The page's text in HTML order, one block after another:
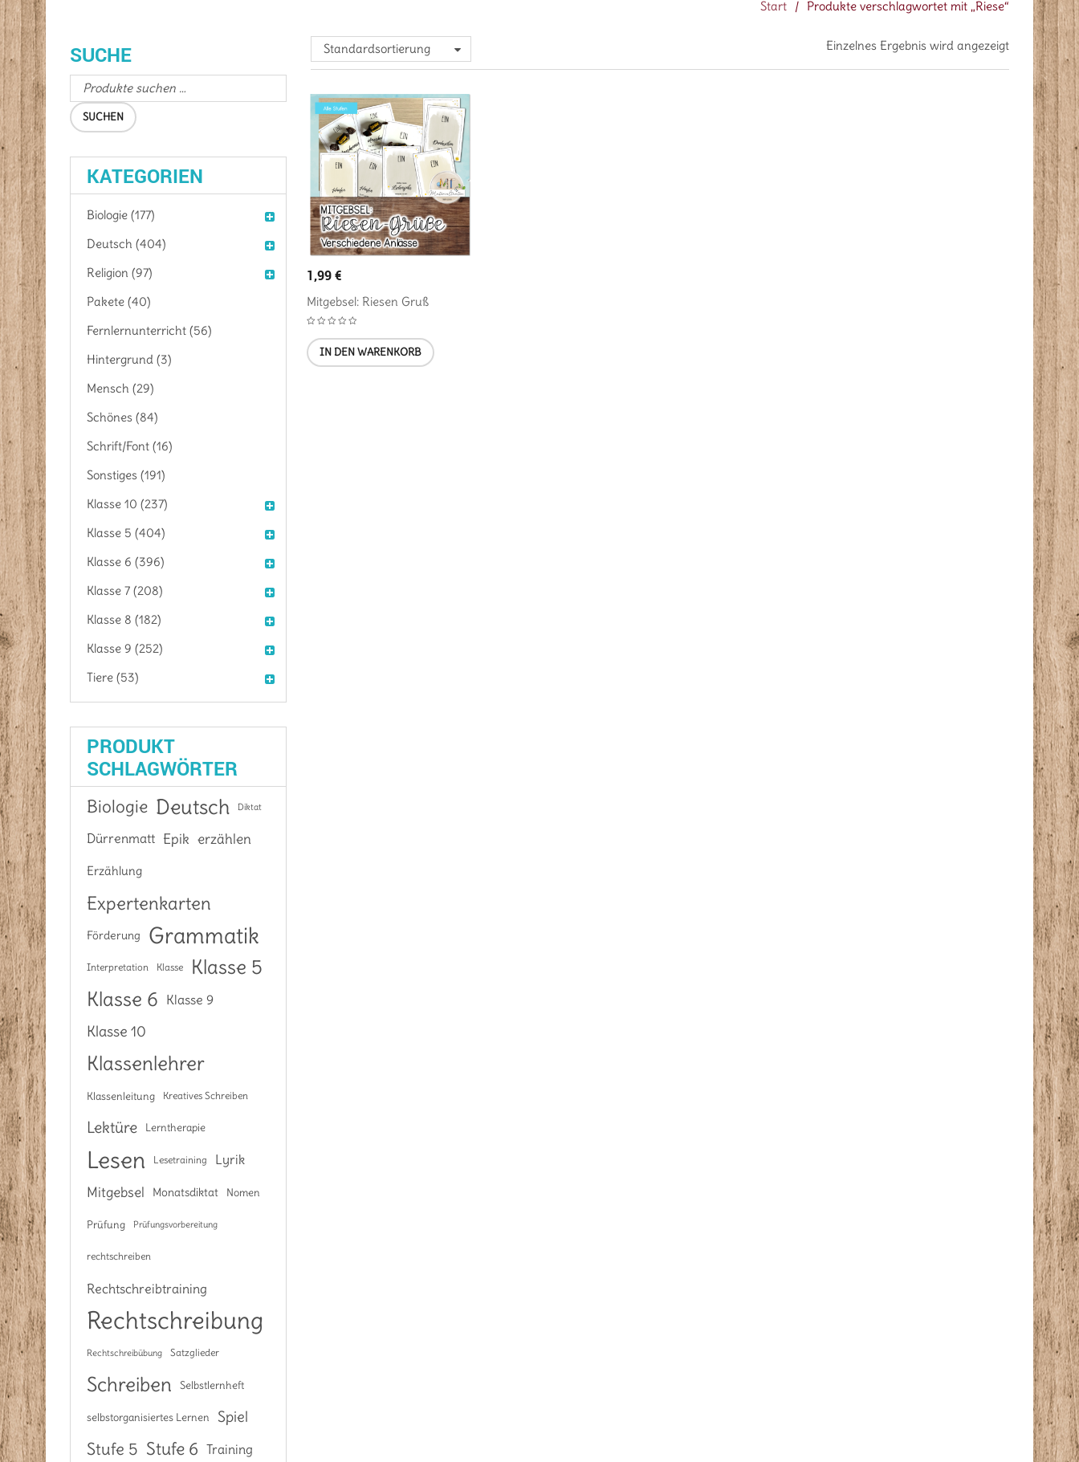
Start / Produkte verschlagwortet mit „Riese“
SUCHE
SUCHEN
KATEGORIEN
Biologie (177)
Deutsch (404)
Religion (97)
Pakete (40)
Fernlernunterricht (56)
Hintergrund (3)
Mensch (29)
Schönes (84)
Schrift/Font (16)
Sonstiges (191)
Klasse 10 (237)
Klasse 5 (404)
Klasse 6 (396)
Klasse 7 (208)
Klasse 8 (182)
Klasse 9 (252)
Tiere (53)
PRODUKT
SCHLAGWÖRTER
Biologie Deutsch Diktat
Dürrenmatt Epik erzählen
Erzählung
Expertenkarten
Förderung Grammatik
Interpretation Klasse Klasse 5
Klasse 6 Klasse 9
Klasse 10
Klassenlehrer
Klassenleitung Kreatives Schreiben
Lektüre Lerntherapie
Lesen Lesetraining Lyrik
Mitgebsel Monatsdiktat Nomen
Prüfung Prüfungsvorbereitung
rechtschreiben
Rechtschreibtraining
Rechtschreibung
Rechtschreibübung Satzglieder
Schreiben Selbstlernheft
selbstorganisiertes Lernen Spiel
Stufe 5 Stufe 6 Training
Standardsortierung Einzelnes Ergebnis wird angezeigt
1,99€
Mitgebsel: Riesen Gruß
IN DEN WARENKORB